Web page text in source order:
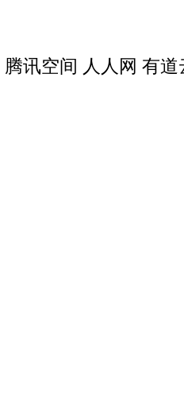
腾讯空间 人人网 有道